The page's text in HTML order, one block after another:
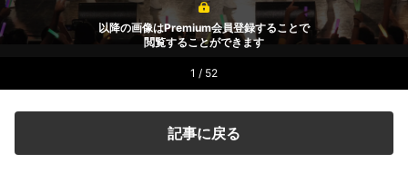
以降の画像はPremium会員登録することで
閲覧することができます
1 / 52
記事に戻る